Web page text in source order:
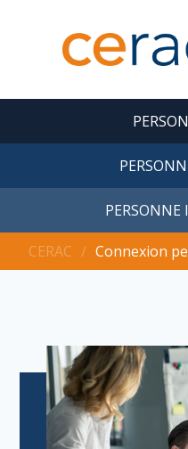
CERAC ∕ Connexion